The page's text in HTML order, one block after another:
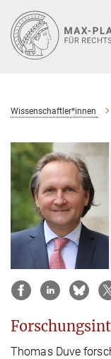
Hauptinhalt
Wissenschaftler*innen
Thomas Duve